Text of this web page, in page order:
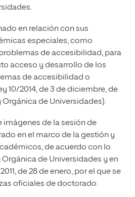
en relación con sus
especiales, como
de accesibilidad, para
acceso y desarrollo de los
de accesibilidad o
10/2014, de 3 de diciembre, de
de Universidades).
imágenes de la sesión de
en el marco de la gestión y
de acuerdo con lo
de Universidades y en
de 28 de enero, por el que se
oficiales de doctorado.